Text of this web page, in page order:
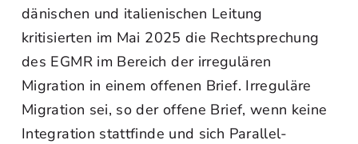
dänischen und italienischen Leitung
kritisierten im Mai 2025 die Rechtsprechung
des EGMR im Bereich der irregulären
Migration in einem offenen Brief. Irreguläre
Migration sei, so der offene Brief, wenn keine
Integration stattfinde und sich Parallel-